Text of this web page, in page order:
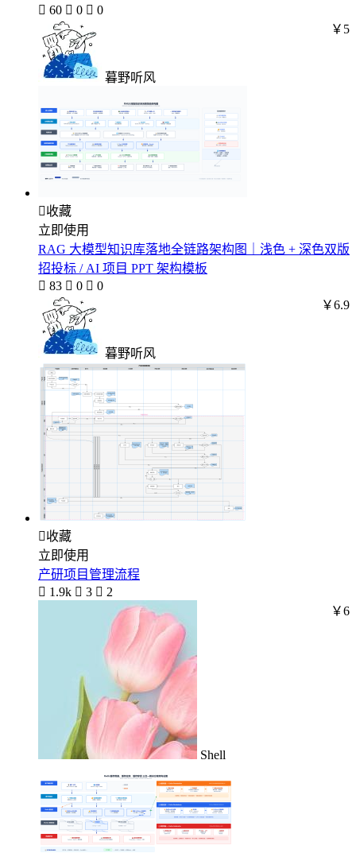
 60  0  0
暮野听风
￥5
收藏
立即使用
RAG 大模型知识库落地全链路架构图｜浅色 + 深色双版
招投标 / AI 项目 PPT 架构模板
 83  0  0
暮野听风
￥6.9
收藏
立即使用
产研项目管理流程
 1.9k  3  2
Shell
￥6